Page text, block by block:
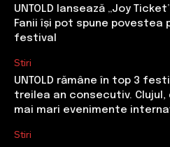
UNTOLD lansează „Joy
Fanii își pot spune povestea
festival
Stiri
UNTOLD rămâne în top 3
treilea an consecutiv.
mai mari evenimente
Stiri